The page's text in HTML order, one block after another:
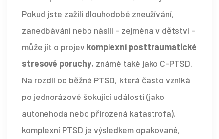
Pokud jste zažili dlouhodobé zneužívání,
zanedbávání nebo násilí - zejména v dětství -
může jít o projev komplexní posttraumatické
stresové poruchy, známé také jako C-PTSD.
Na rozdíl od běžné PTSD, která často vzniká
po jednorázové šokující události (jako
autonehoda nebo přirozená katastrofa),
komplexní PTSD je výsledkem opakované,